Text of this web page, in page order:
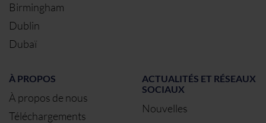
Birmingham
Dublin
Dubaï
À PROPOS
À propos de nous
Téléchargements
ACTUALITÉS ET RÉSEAUX
SOCIAUX
Nouvelles